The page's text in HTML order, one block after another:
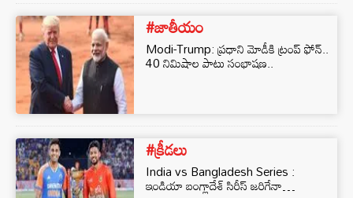
#జాతీయం
Modi-Trump: ప్రధాని మోడీకి ట్రంప్ ఫోన్..
40 నిమిషాల పాటు సంభాషణ..
#క్రీడలు
India vs Bangladesh Series :
ఇండియా బంగ్లాదేశ్ సిరీస్ జరిగేనా…